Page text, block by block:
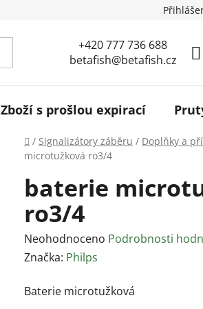
+420 777 736 688
betafish@betafish.cz
Zboží s prošlou expirací
Domů
/ Signalizátory záběru / Doplňky a
microtužková ro3/4
baterie
ro3/4
Průměrné
hodnocení
je
Neohodnoceno Podrobnosti
Značka: Philps
Baterie microtužková